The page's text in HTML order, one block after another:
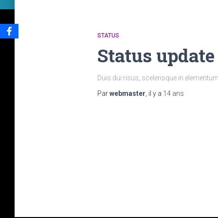
STATUS
Status update
Duis dui risus, scelerisque in
Parwebmaster , il y a 14 ans